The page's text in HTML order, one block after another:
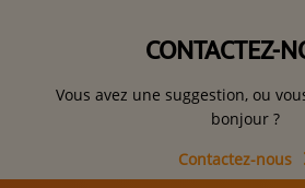
CONTACTEZ-
Vous avez une suggestion, ou
bonjour ?
Contactez-nous